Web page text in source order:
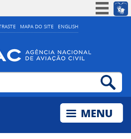
MAPA DO SITE ENGLISH
Simplifique!
Acesso à informação
Legislação